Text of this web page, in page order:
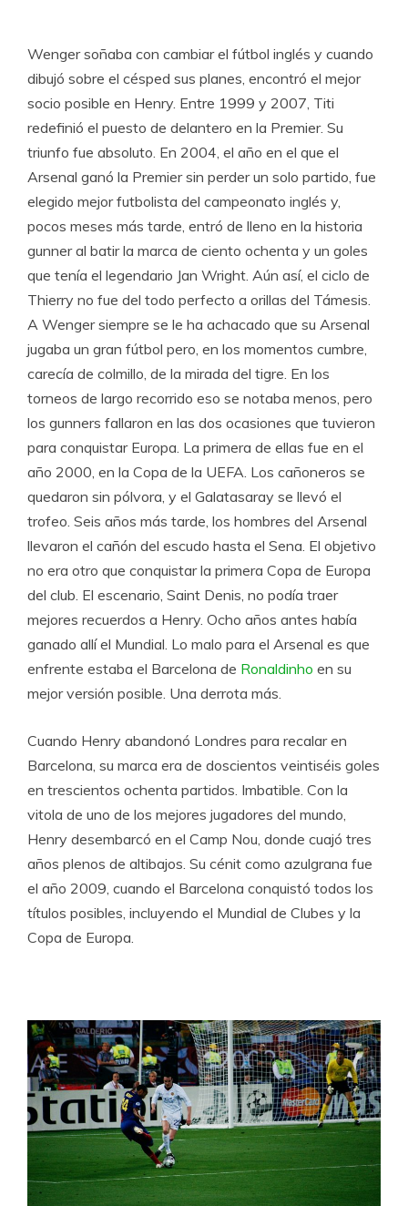
Wenger soñaba con cambiar el fútbol inglés y cuando
dibujó sobre el césped sus planes, encontró el mejor
socio posible en Henry. Entre 1999 y 2007, Titi
redefinió el puesto de delantero en la Premier. Su
triunfo fue absoluto. En 2004, el año en el que el
Arsenal ganó la Premier sin perder un solo partido, fue
elegido mejor futbolista del campeonato inglés y,
pocos meses más tarde, entró de lleno en la historia
gunner al batir la marca de ciento ochenta y un goles
que tenía el legendario Jan Wright. Aún así, el ciclo de
Thierry no fue del todo perfecto a orillas del Támesis.
A Wenger siempre se le ha achacado que su Arsenal
jugaba un gran fútbol pero, en los momentos cumbre,
carecía de colmillo, de la mirada del tigre. En los
torneos de largo recorrido eso se notaba menos, pero
los gunners fallaron en las dos ocasiones que tuvieron
para conquistar Europa. La primera de ellas fue en el
año 2000, en la Copa de la UEFA. Los cañoneros se
quedaron sin pólvora, y el Galatasaray se llevó el
trofeo. Seis años más tarde, los hombres del Arsenal
llevaron el cañón del escudo hasta el Sena. El objetivo
no era otro que conquistar la primera Copa de Europa
del club. El escenario, Saint Denis, no podía traer
mejores recuerdos a Henry. Ocho años antes había
ganado allí el Mundial. Lo malo para el Arsenal es que
enfrente estaba el Barcelona de Ronaldinho en su
mejor versión posible. Una derrota más.
Cuando Henry abandonó Londres para recalar en
Barcelona, su marca era de doscientos veintiséis goles
en trescientos ochenta partidos. Imbatible. Con la
vitola de uno de los mejores jugadores del mundo,
Henry desembarcó en el Camp Nou, donde cuajó tres
años plenos de altibajos. Su cénit como azulgrana fue
el año 2009, cuando el Barcelona conquistó todos los
títulos posibles, incluyendo el Mundial de Clubes y la
Copa de Europa.